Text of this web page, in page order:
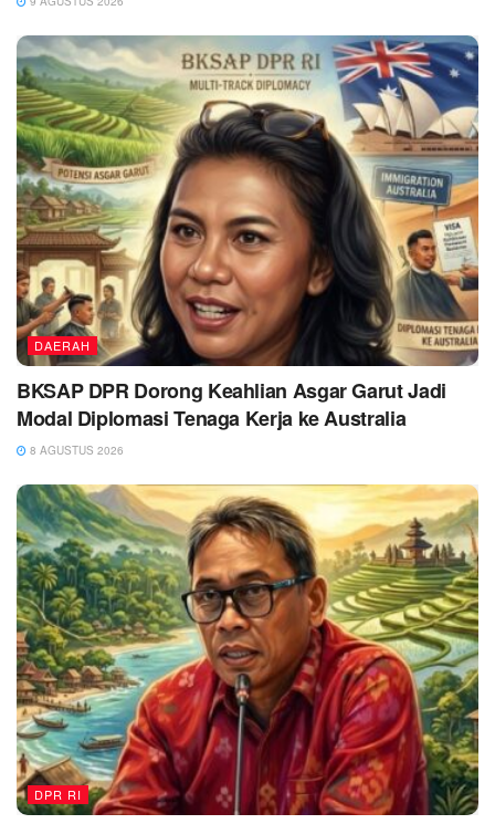
DAERAH
BKSAP DPR Dorong Keahlian Asgar Garut Jadi
Modal Diplomasi Tenaga Kerja ke Australia
8 AGUSTUS 2026
DPR RI